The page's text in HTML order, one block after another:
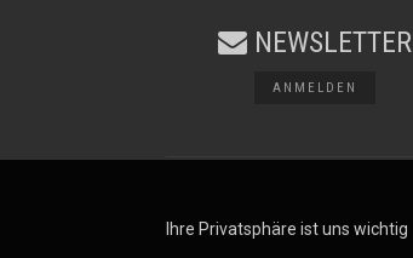
NEWSLETTER
ANMELDEN
Ihre Privatsphäre ist uns wichtig